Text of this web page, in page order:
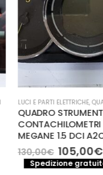
LUCI E PARTI ELETTRICHE,
QUADRO
CONTACHILOMETRI
MEGANE 1.5 DCI
130,00€ Il
prezzo
105,00€Il
Spedizione